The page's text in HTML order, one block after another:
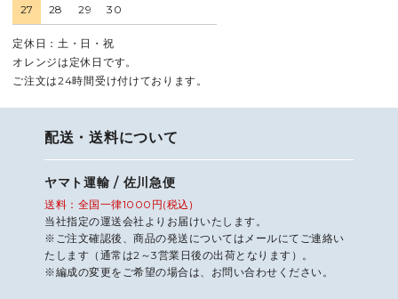
27 28 29 30
定休日：土・日・祝
オレンジは定休日です。
ご注文は24時間受け付けております。
配送・送料について
ヤマト運輸 / 佐川急便
送料：全国一律1000円(税込)
当社指定の運送会社よりお届けいたします。
※ご注文確認後、商品の発送についてはメールにてご連絡い
たします（通常は2～3営業日後の出荷となります）。
※編成の変更をご希望の場合は、お問い合わせください。